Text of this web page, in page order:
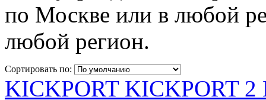
по Москве или в любой
любой регион.
Сортировать по:
KICKPORT